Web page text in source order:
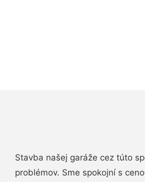
Stavba našej garáže cez túto
problémov. Sme spokojní s